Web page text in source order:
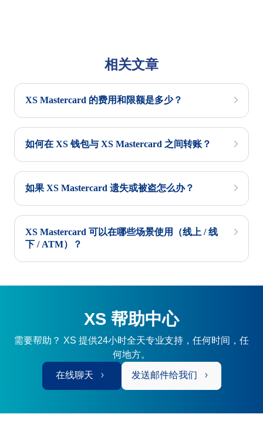
相关文章
XS Mastercard 的费用和限额是多少？
如何在 XS 钱包与 XS Mastercard 之间转账？
如果 XS Mastercard 遗失或被盗怎么办？
XS Mastercard 可以在哪些场景使用（线上 / 线
下 / ATM）？
XS 帮助中心
需要帮助？ XS 提供24小时全天专业支持，任何时间，任
何地方。
在线聊天 发送邮件给我们